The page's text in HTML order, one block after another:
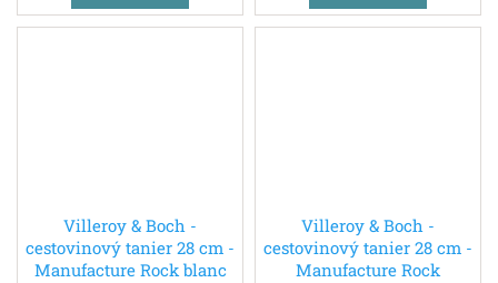
Villeroy & Boch -
cestovinový tanier 28 cm -
Manufacture Rock blanc
Villeroy & Boch -
cestovinový tanier 28 cm -
Manufacture Rock